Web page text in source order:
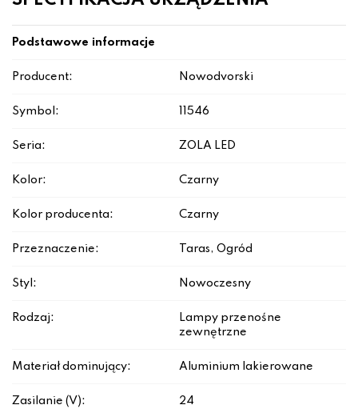
Podstawowe informacje
Producent: Nowodvorski
Symbol: 11546
Seria: ZOLA LED
Kolor: Czarny
Kolor producenta: Czarny
Przeznaczenie: Taras, Ogród
Styl: Nowoczesny
Rodzaj:
Lampy przenośne
zewnętrzne
Materiał dominujący: Aluminium lakierowane
Zasilanie (V): 24